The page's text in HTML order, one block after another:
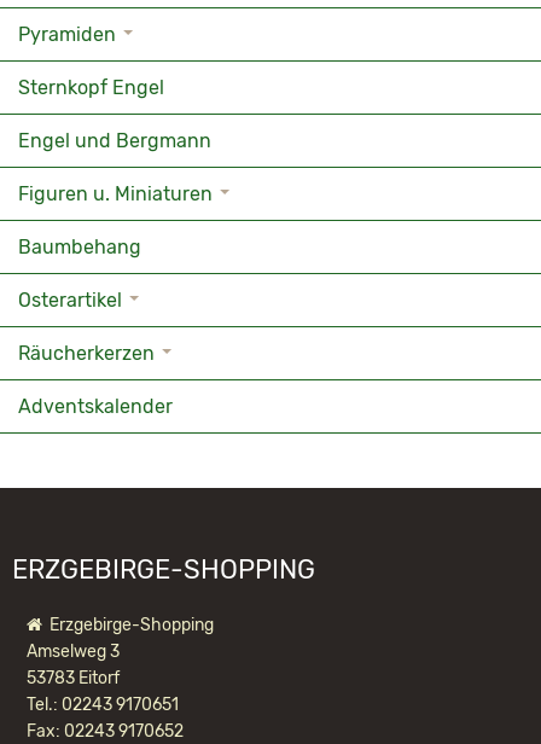
Pyramiden
Sternkopf Engel
Engel und Bergmann
Figuren u. Miniaturen
Baumbehang
Osterartikel
Räucherkerzen
Adventskalender
ERZGEBIRGE-SHOPPING
Erzgebirge-Shopping
Amselweg 3
53783 Eitorf
Tel.: 02243 9170651
Fax: 02243 9170652